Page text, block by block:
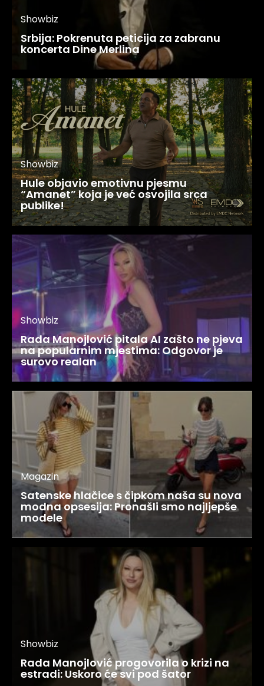
Showbiz
Srbija: Pokrenuta peticija za zabranu
koncerta Dine Merlina
Showbiz
Hule objavio emotivnu pjesmu
“Amanet” koja je već osvojila srca
publike!
Showbiz
Rada Manojlović pitala AI zašto ne pjeva
na popularnim mjestima: Odgovor je
surovo realan
Magazin
Satenske hlačice s čipkom naša su nova
modna opsesija: Pronašli smo najljepše
modele
Showbiz
Rada Manojlović progovorila o krizi na
estradi: Uskoro će svi pod šator